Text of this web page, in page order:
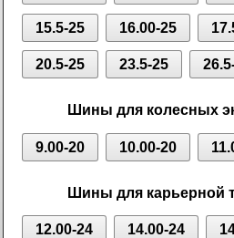
15.5-25 16.00-25
20.5-25 23.5-25
Шины для колесных
9.00-20 10.00-20
Шины для карьерной
12.00-24 14.00-24